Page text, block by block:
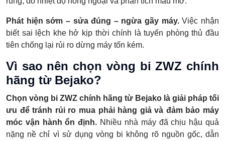
Phát hiện sớm – sửa đúng – ngừa gãy máy.Việc nhận
biết sai lệch khe hở kịp thời chính là tuyến phòng thủ đầu
tiên chống lại rủi ro dừng máy tốn kém.
Vì sao nên chọn vòng bi ZWZ chính
hãng từ Bejako?
Chọn vòng bi ZWZ chính hãng từ Bejako là giải pháp tối
ưu để tránh rủi ro mua phải hàng giả và đảm bảo máy
móc vận hành ổn định. Nhiều nhà máy đã chịu hậu quả
nặng nề chỉ vì sử dụng vòng bi không rõ nguồn gốc, dẫn